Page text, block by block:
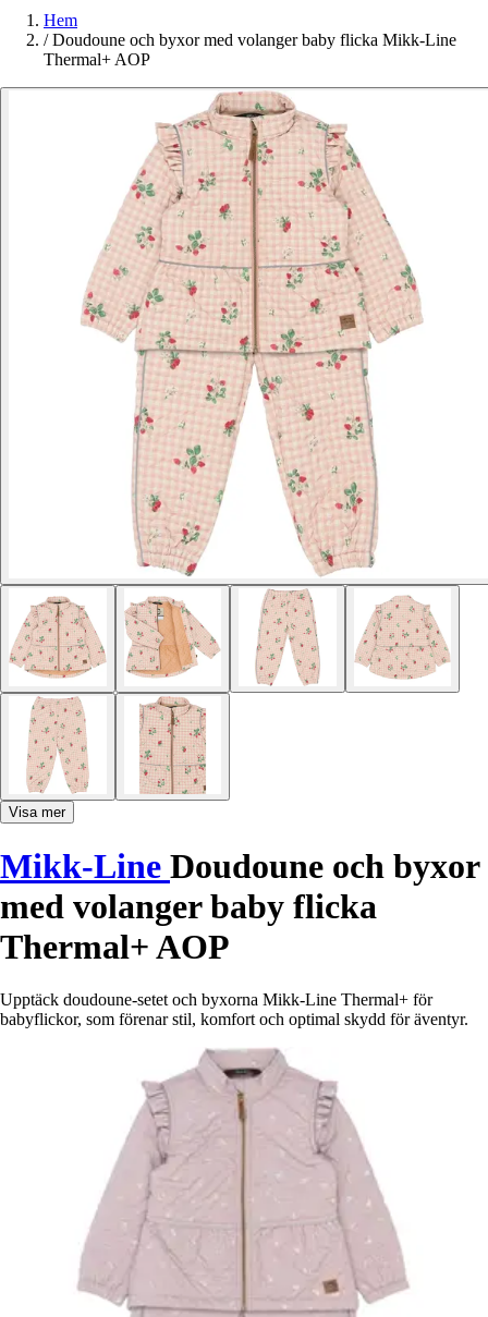
Hem
/ Doudoune och byxor med volanger baby flicka Mikk-Line
Thermal+ AOP
Visa mer
Mikk-Line Doudoune och byxor
med volanger baby flicka
Thermal+ AOP
Upptäck doudoune-setet och byxorna Mikk-Line Thermal+ för
babyflickor, som förenar stil, komfort och optimal skydd för äventyr.